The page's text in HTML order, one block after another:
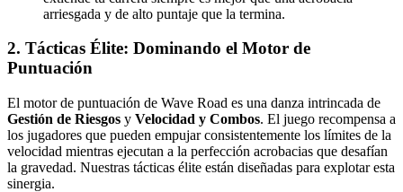
arriesgada y de alto puntaje que la termina.
2. Tácticas Élite: Dominando el Motor de
Puntuación
El motor de puntuación de Wave Road es una danza intrincada de
Gestión de Riesgos y Velocidad y Combos. El juego recompensa a
los jugadores que pueden empujar consistentemente los límites de la
velocidad mientras ejecutan a la perfección acrobacias que desafían
la gravedad. Nuestras tácticas élite están diseñadas para explotar esta
sinergia.